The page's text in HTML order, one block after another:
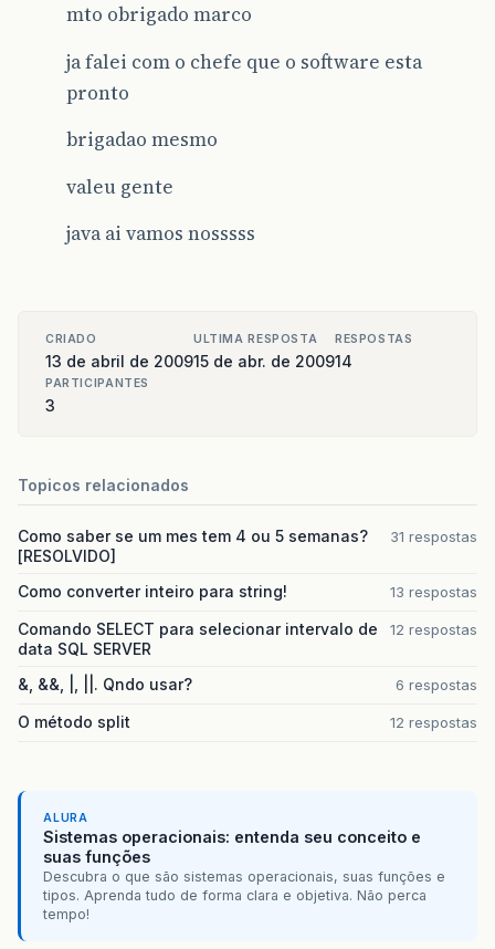
mto obrigado marco
ja falei com o chefe que o software esta
pronto
brigadao mesmo
valeu gente
java ai vamos nosssss
CRIADO
13 de abril de 2009
ULTIMA RESPOSTA
15 de abr. de 2009
RESPOSTAS
14
PARTICIPANTES
3
Topicos relacionados
Como saber se um mes tem 4 ou 5 semanas?
[RESOLVIDO]
31 respostas
Como converter inteiro para string! 13 respostas
Comando SELECT para selecionar intervalo de
data SQL SERVER
12 respostas
&, &&, |, ||. Qndo usar? 6 respostas
O método split 12 respostas
ALURA
Sistemas operacionais: entenda seu conceito e
suas funções
Descubra o que são sistemas operacionais, suas funções e
tipos. Aprenda tudo de forma clara e objetiva. Não perca
tempo!